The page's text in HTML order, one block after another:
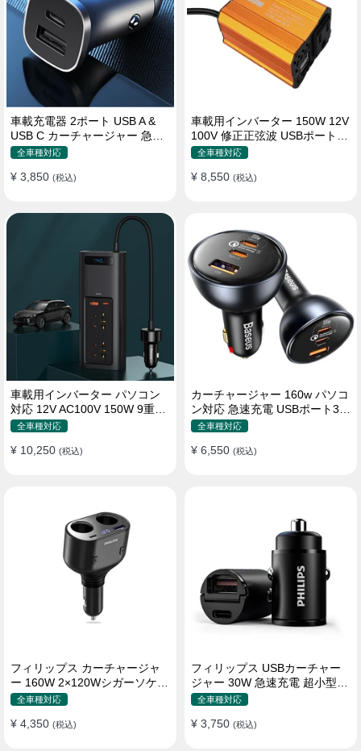
車載充電器 2ポート USB A &
USB C カーチャージャー 急速
充電USB [36W 12V-24V ]
全車種対応
¥ 3,850 (税込)
車載用インバーター 150W 12V
100V 修正正弦波 USBポート2
口 コンバーター 防災用品 チャ
全車種対応
¥ 8,550 (税込)
車載用インバーター パソコン
対応 12V AC100V 150W 9重保
護 ディスプレイ付き 静音タイ
全車種対応
¥ 10,250 (税込)
カーチャージャー 160w パソコ
ン対応 急速充電 USBポート3つ
Type-C シガーソケット
全車種対応
¥ 6,550 (税込)
フィリップス カーチャージャ
ー 160W 2×120Wシガーソケッ
ト おしゃれ
全車種対応
¥ 4,350 (税込)
フィリップス USBカーチャー
ジャー 30W 急速充電 超小型設
計 おしゃれ シガーソケット
全車種対応
¥ 3,750 (税込)